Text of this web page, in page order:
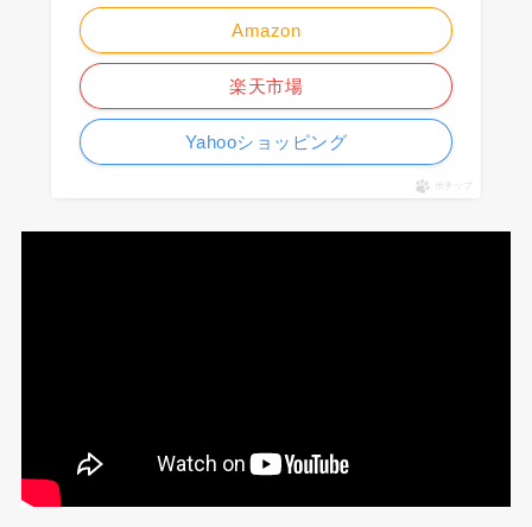
Amazon
楽天市場
Yahooショッピング
ポチップ